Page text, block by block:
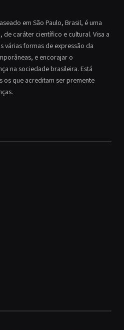
em São Paulo, Brasil, é uma
caráter científico e cultural. Visa a
várias formas de expressão da
e encorajar o
na sociedade brasileira. Está
que acreditam ser premente